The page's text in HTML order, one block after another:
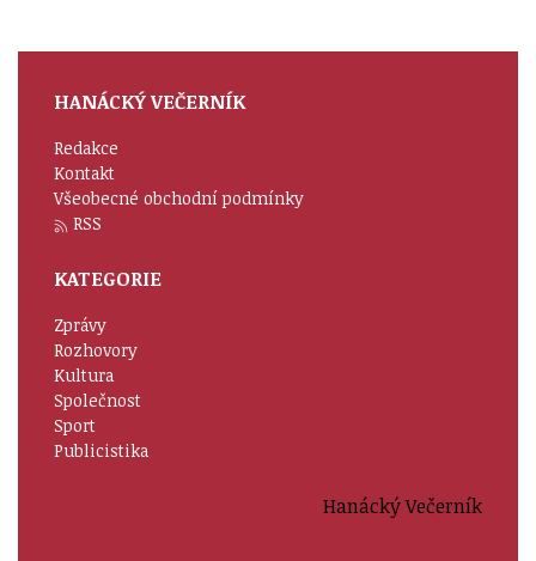
HANÁCKÝ VEČERNÍK
Redakce
Kontakt
Všeobecné obchodní podmínky
RSS
KATEGORIE
Zprávy
Rozhovory
Kultura
Společnost
Sport
Publicistika
Hanácký Večerník